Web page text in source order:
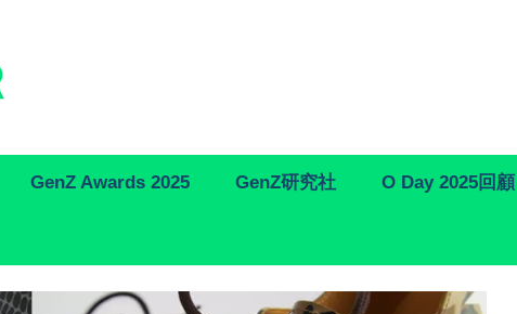
GenZ Awards 2025 GenZ研究社 O Day 2025回顧